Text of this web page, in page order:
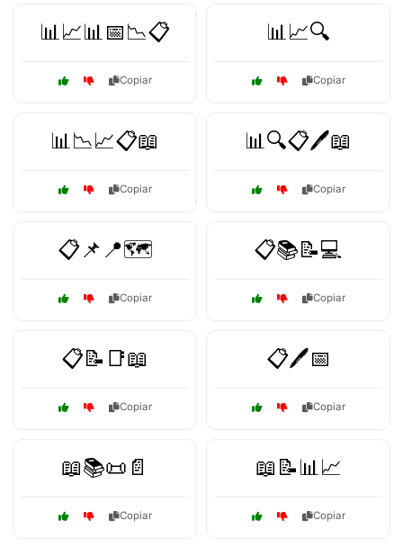
📊📈📊📅📉📋
Copiar
📊📈🔍
Copiar
📊📉📈📋📖
Copiar
📊🔍📋🖊️📖
Copiar
📋📌📍🗺️
Copiar
📋📚📝💻
Copiar
📋📝📑📖
Copiar
📋🖊️📅
Copiar
📖📚📜📄
Copiar
📖📝📊📈
Copiar